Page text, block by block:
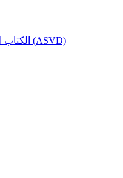
الكتاب المقدس ترجمة فانديك وسميث (ASVD)